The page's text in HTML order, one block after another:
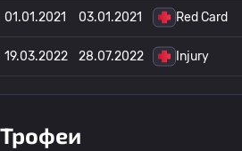
01.01.2021 03.01.2021 Red Card
19.03.2022 28.07.2022 Injury
Трофеи